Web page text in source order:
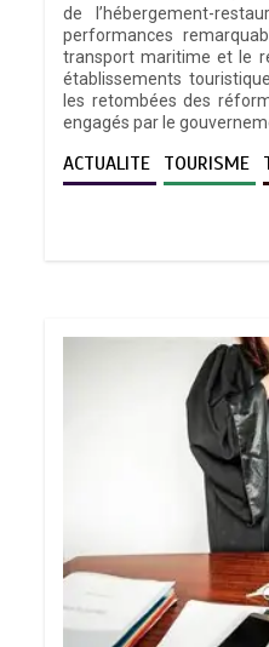
de l’hébergement-
performances
transport maritime et le
établissements
les retombées des
engagés par le
ACTUALITE TOURISME